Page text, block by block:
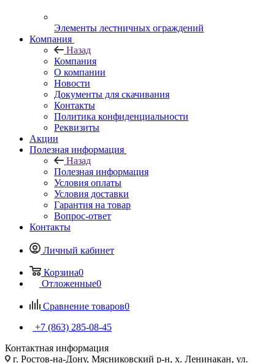
Элементы лестничных ограждений
Компания
Назад
Компания
О компании
Новости
Документы для скачивания
Контакты
Политика конфиденциальности
Реквизиты
Акции
Полезная информация
Назад
Полезная информация
Условия оплаты
Условия доставки
Гарантия на товар
Вопрос-ответ
Контакты
Личный кабинет
Корзина0
Отложенные0
Сравнение товаров0
+7 (863) 285-08-45
Контактная информация
г. Ростов-на-Дону, Мясниковский р-н, х. Ленинакан, ул.